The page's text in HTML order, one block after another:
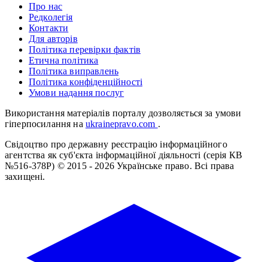
Про нас
Редколегія
Контакти
Для авторів
Політика перевірки фактів
Етична політика
Політика виправлень
Політика конфіденційності
Умови надання послуг
Використання матеріалів порталу дозволяється за умови
гіперпосилання на ukrainepravo.com .
Свідоцтво про державну реєстрацію інформаційного
агентства як суб'єкта інформаційної діяльності (серія КВ
№516-378Р) © 2015 - 2026 Українське право. Всі права
захищені.